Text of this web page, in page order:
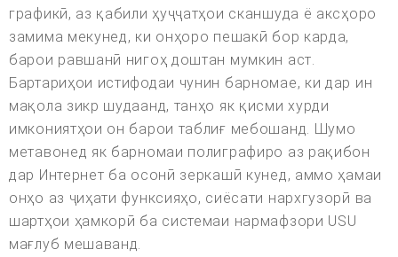
графикӣ, аз қабили ҳуҷҷатҳои сканшуда ё аксҳоро
замима мекунед, ки онҳоро пешакӣ бор карда,
барои равшанӣ нигоҳ доштан мумкин аст.
Бартариҳои истифодаи чунин барномае, ки дар ин
мақола зикр шудаанд, танҳо як қисми хурди
имкониятҳои он барои таблиғ мебошанд. Шумо
метавонед як барномаи полиграфиро аз рақибон
дар Интернет ба осонӣ зеркашӣ кунед, аммо ҳамаи
онҳо аз ҷиҳати функсияҳо, сиёсати нархгузорӣ ва
шартҳои ҳамкорӣ ба системаи нармафзори USU
мағлуб мешаванд.